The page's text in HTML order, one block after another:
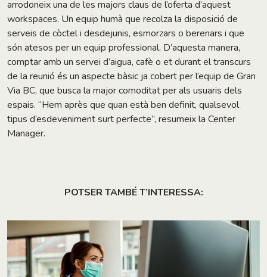
arrodoneix una de les majors claus de l’oferta d’aquest
workspaces. Un equip humà que recolza la disposició de
serveis de còctel i desdejunis, esmorzars o berenars i que
són atesos per un equip professional. D’aquesta manera,
comptar amb un servei d’aigua, cafè o et durant el transcurs
de la reunió és un aspecte bàsic ja cobert per l’equip de Gran
Via BC, que busca la major comoditat per als usuaris dels
espais. “Hem après que quan està ben definit, qualsevol
tipus d’esdeveniment surt perfecte”, resumeix la Center
Manager.
POTSER TAMBÉ T’INTERESSA: